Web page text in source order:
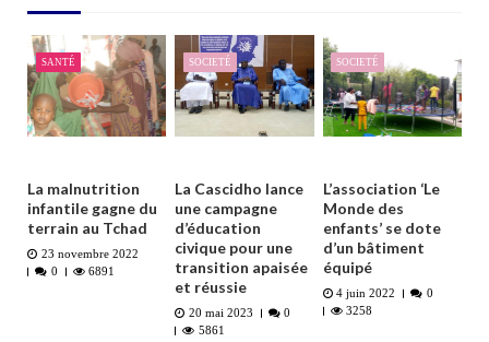
SANTÉ
La malnutrition
infantile gagne du
terrain au Tchad
23 novembre 2022
0
6891
SOCIETÉ
La Cascidho lance
une campagne
d’éducation
civique pour une
transition apaisée
et réussie
20 mai 2023
0
5861
SOCIETÉ
L’association ‘Le
Monde des
enfants’ se dote
d’un bâtiment
équipé
4 juin 2022
0
3258